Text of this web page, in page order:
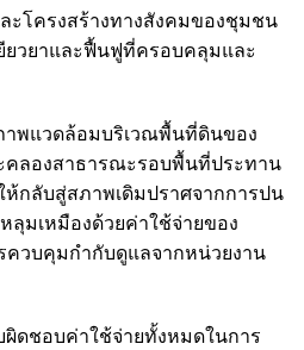
ะโครงสร้างทางสังคมของชุมชน
ยวยาและฟื้นฟูที่ครอบคลุมและ
าพแวดล้อมบริเวณพื้นที่ดินของ
ลองสาธารณะรอบพื้นที่ประทาน
ห้กลับสู่สภาพเดิมปราศจากการปน
ลุมเหมืองด้วยค่าใช้จ่ายของ
ควบคุมกำกับดูแลจากหน่วยงาน
ผิดชอบค่าใช้จ่ายทั้งหมดในการ